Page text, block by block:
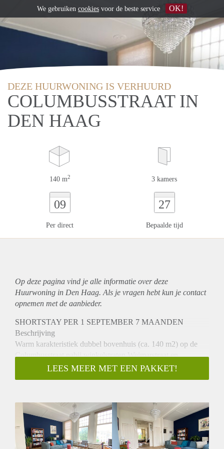
DEZE HUURWONING IS VERHUURD
COLUMBUSSTRAAT IN
DEN HAAG
140 m2 3 kamers
09
Per direct
27
Bepaalde tijd
Op deze pagina vind je alle informatie over deze
Huurwoning in Den Haag. Als je vragen hebt kun je contact
opnemen met de aanbieder.
SHORTSTAY PER 1 SEPTEMBER 7 MAANDEN
Beschrijving
Warm karakteristiek dubbel bovenhuis (ca. 140 m2) op de
Columbusstraat nabij winkelstraten Weimarstraat en
Fahrenheitstraat.
Entree op straatniveau. Trap naar de 1e verdieping.
en grote oven met 5 pits gasfornuis.
2e verdieping; twee slaapkamers, walk-in closet, badkamer
met wastafel, douche en een 2e toilet. Tevens een was/cv
hok. Vanuit de badkamer toegang tot het zonnige terras op
LEES MEER MET EEN PAKKET!
We gebruiken cookies voor de beste service OK!